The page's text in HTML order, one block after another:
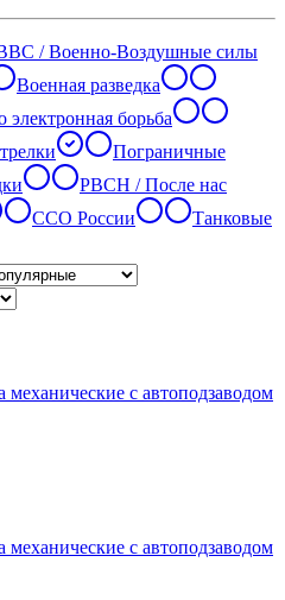
/ Военно-Воздушные силы
Военная разведка
борьба
Пограничные
РВСН / После нас
ССО России
Танковые
с автоподзаводом
с автоподзаводом